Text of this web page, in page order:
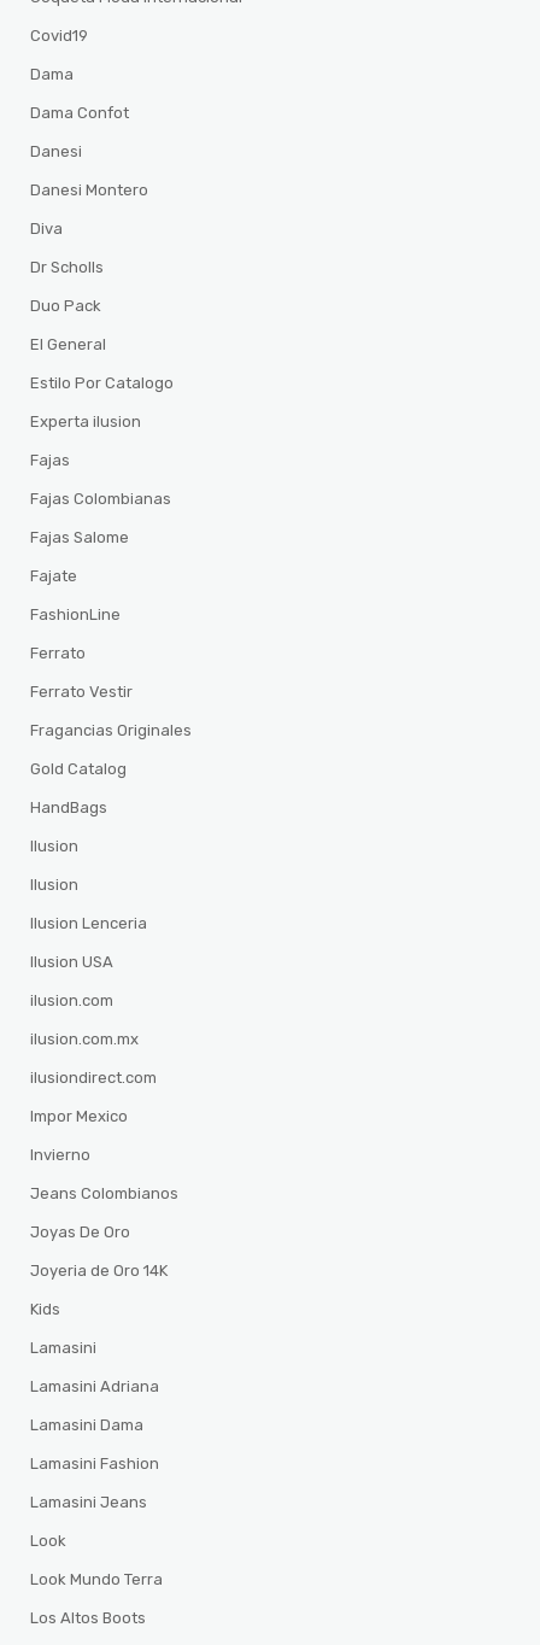
Covid19
Dama
Dama Confot
Danesi
Danesi Montero
Diva
Dr Scholls
Duo Pack
El General
Estilo Por Catalogo
Experta ilusion
Fajas
Fajas Colombianas
Fajas Salome
Fajate
FashionLine
Ferrato
Ferrato Vestir
Fragancias Originales
Gold Catalog
HandBags
Ilusion
Ilusion
Ilusion Lenceria
Ilusion USA
ilusion.com
ilusion.com.mx
ilusiondirect.com
Impor Mexico
Invierno
Jeans Colombianos
Joyas De Oro
Joyeria de Oro 14K
Kids
Lamasini
Lamasini Adriana
Lamasini Dama
Lamasini Fashion
Lamasini Jeans
Look
Look Mundo Terra
Los Altos Boots